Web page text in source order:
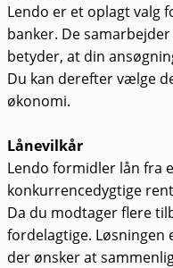
Lendo er et oplagt valg
banker. De
betyder, at din
Du kan derefter vælge
økonomi.
Lånevilkår
Lendo formidler lån fra
konkurrencedygtige
Da du modtager flere
fordelagtige.
der ønsker at